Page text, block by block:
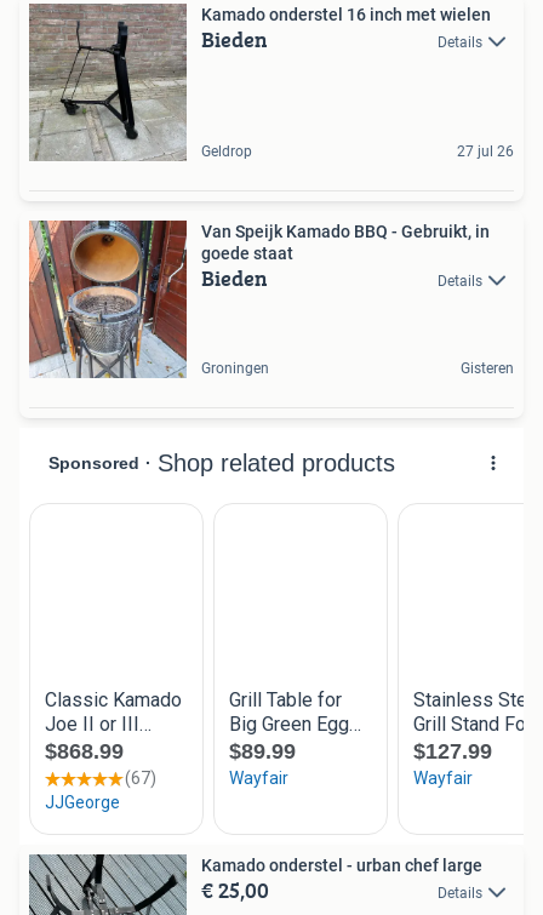
Kamado onderstel 16 inch met wielen
Bieden Details
Geldrop 27 jul 26
Van Speijk Kamado BBQ - Gebruikt, in
goede staat
Bieden Details
Groningen Gisteren
Kamado onderstel - urban chef large
€ 25,00 Details